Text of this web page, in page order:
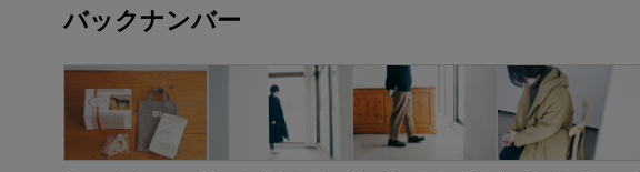
バックナンバー